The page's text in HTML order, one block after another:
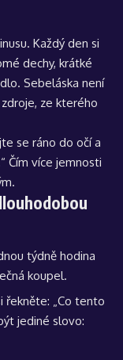
Každý den si
dechy, krátké
Sebeláska není
ze kterého
se ráno do očí a
Čím více jemnosti
týdně hodina
koupel.
řekněte: „Co tento
jediné slovo: